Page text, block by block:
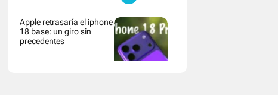
Apple retrasaría el iphone
18 base: un giro sin
precedentes